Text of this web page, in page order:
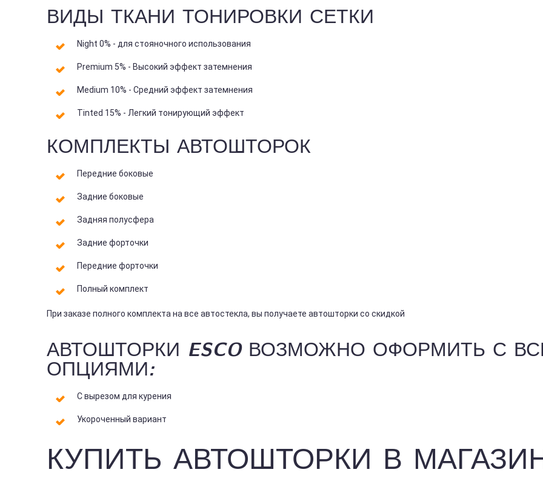
ВИДЫ ТКАНИ ТОНИРОВКИ СЕТКИ
Night 0% - для стояночного использования
Premium 5% - Высокий эффект затемнения
Medium 10% - Средний эффект затемнения
Tinted 15% - Легкий тонирующий эффект
КОМПЛЕКТЫ АВТОШТОРОК
Передние боковые
Задние боковые
Задняя полусфера
Задние форточки
Передние форточки
Полный комплект
При заказе полного комплекта на все автостекла, вы получаете автошторки со скидкой
АВТОШТОРКИ ESCO ВОЗМОЖНО ОФОРМИТЬ С
ОПЦИЯМИ:
С вырезом для курения
Укороченный вариант
КУПИТЬ АВТОШТОРКИ В